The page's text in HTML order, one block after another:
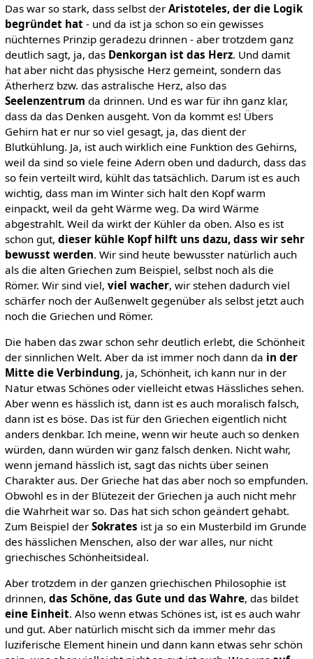
Das war so stark, dass selbst der Aristoteles, der die Logik
begründet hat- und da ist ja schon so ein gewisses
nüchternes Prinzip geradezu drinnen - aber trotzdem ganz
deutlich sagt, ja, das Denkorgan ist das Herz. Und damit
hat aber nicht das physische Herz gemeint, sondern das
Ätherherz bzw. das astralische Herz, also das
Seelenzentrum da drinnen. Und es war für ihn ganz klar,
dass da das Denken ausgeht. Von da kommt es! Übers
Gehirn hat er nur so viel gesagt, ja, das dient der
Blutkühlung. Ja, ist auch wirklich eine Funktion des Gehirns,
weil da sind so viele feine Adern oben und dadurch, dass das
so fein verteilt wird, kühlt das tatsächlich. Darum ist es auch
wichtig, dass man im Winter sich halt den Kopf warm
einpackt, weil da geht Wärme weg. Da wird Wärme
abgestrahlt. Weil da wirkt der Kühler da oben. Also es ist
schon gut, dieser kühle Kopf hilft uns dazu, dass wir sehr
bewusst werden. Wir sind heute bewusster natürlich auch
als die alten Griechen zum Beispiel, selbst noch als die
Römer. Wir sind viel, viel wacher, wir stehen dadurch viel
schärfer noch der Außenwelt gegenüber als selbst jetzt auch
noch die Griechen und Römer.
Die haben das zwar schon sehr deutlich erlebt, die Schönheit
der sinnlichen Welt. Aber da ist immer noch dann da in der
Mitte die Verbindung, ja, Schönheit, ich kann nur in der
Natur etwas Schönes oder vielleicht etwas Hässliches sehen.
Aber wenn es hässlich ist, dann ist es auch moralisch falsch,
dann ist es böse. Das ist für den Griechen eigentlich nicht
anders denkbar. Ich meine, wenn wir heute auch so denken
würden, dann würden wir ganz falsch denken. Nicht wahr,
wenn jemand hässlich ist, sagt das nichts über seinen
Charakter aus. Der Grieche hat das aber noch so empfunden.
Obwohl es in der Blütezeit der Griechen ja auch nicht mehr
die Wahrheit war so. Das hat sich schon geändert gehabt.
Zum Beispiel der Sokrates ist ja so ein Musterbild im Grunde
des hässlichen Menschen, also der war alles, nur nicht
griechisches Schönheitsideal.
Aber trotzdem in der ganzen griechischen Philosophie ist
drinnen, das Schöne, das Gute und das Wahre, das bildet
eine Einheit. Also wenn etwas Schönes ist, ist es auch wahr
und gut. Aber natürlich mischt sich da immer mehr das
luziferische Element hinein und dann kann etwas sehr schön